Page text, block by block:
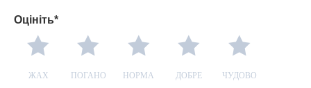
Оцініть*
ЖАХ ПОГАНО НОРМА ДОБРЕ ЧУДОВО